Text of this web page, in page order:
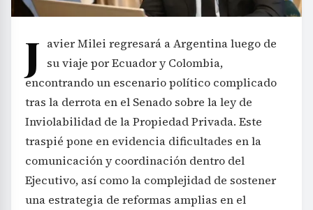
J avier Milei regresará a Argentina luego de
su viaje por Ecuador y Colombia,
encontrando un escenario político complicado
tras la derrota en el Senado sobre la ley de
Inviolabilidad de la Propiedad Privada. Este
traspié pone en evidencia dificultades en la
comunicación y coordinación dentro del
Ejecutivo, así como la complejidad de sostener
una estrategia de reformas amplias en el